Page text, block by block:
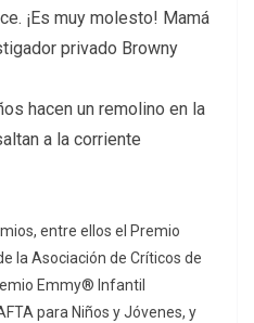
¡Es muy molesto! Mamá
privado Browny
hacen un remolino en la
a la corriente
entre ellos el Premio
la Asociación de Críticos de
Emmy® Infantil
para Niños y Jóvenes, y